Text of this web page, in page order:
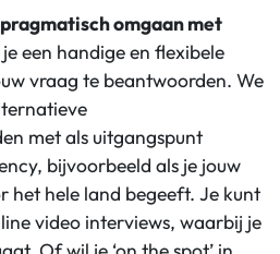
omgaan met
een handige en flexibele
vraag te beantwoorden. We
met als uitgangspunt
bijvoorbeeld als je jouw
het hele land begeeft. Je kunt
video interviews, waarbij je